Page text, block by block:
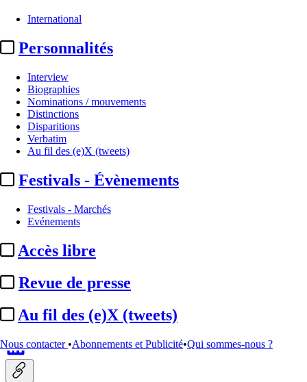
International
Personnalités
Interview
Biographies
Nominations / mouvements
Distinctions
Disparitions
Verbatim
Au fil des (e)X (tweets)
Festivals - Évènements
Festivals - Marchés
Evénements
Accès libre
Revue de presse
Au fil des (e)X (tweets)
Nous contacter •Abonnements et Publicité•Qui sommes-nous ?
M6 / Mondial Fifa :
millions de téléspectateurs
devant ...
ParChristine Monfort